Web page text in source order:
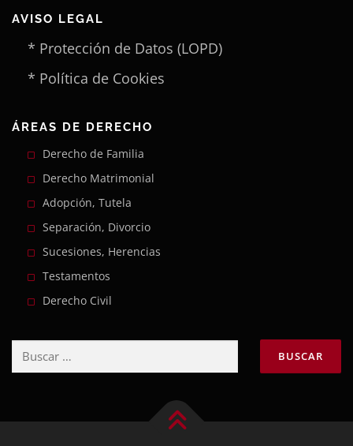
AVISO LEGAL
* Protección de Datos (LOPD)
* Política de Cookies
ÁREAS DE DERECHO
Derecho de Familia
Derecho Matrimonial
Adopción, Tutela
Separación, Divorcio
Sucesiones, Herencias
Testamentos
Derecho Civil
Buscar: